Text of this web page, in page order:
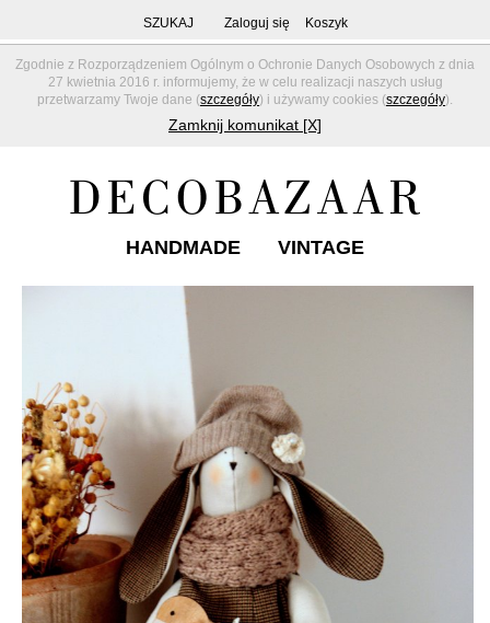
Zgodnie z Rozporządzeniem Ogólnym o Ochronie Danych Osobowych z dnia
27 kwietnia 2016 r. informujemy, że w celu realizacji naszych usług
przetwarzamy Twoje dane (szczegóły) i używamy cookies (szczegóły).
Zamknij komunikat [X]
SZUKAJ Zaloguj się Koszyk
HANDMADE VINTAGE